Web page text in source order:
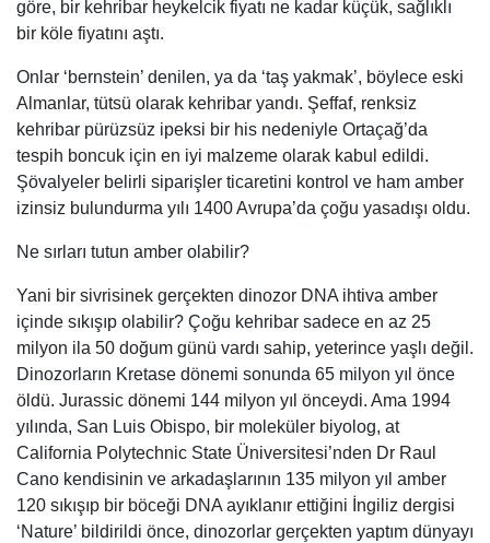
göre, bir kehribar heykelcik fiyatı ne kadar küçük, sağlıklı
bir köle fiyatını aştı.
Onlar ‘bernstein’ denilen, ya da ‘taş yakmak’, böylece eski
Almanlar, tütsü olarak kehribar yandı. Şeffaf, renksiz
kehribar pürüzsüz ipeksi bir his nedeniyle Ortaçağ’da
tespih boncuk için en iyi malzeme olarak kabul edildi.
Şövalyeler belirli siparişler ticaretini kontrol ve ham amber
izinsiz bulundurma yılı 1400 Avrupa’da çoğu yasadışı oldu.
Ne sırları tutun amber olabilir?
Yani bir sivrisinek gerçekten dinozor DNA ihtiva amber
içinde sıkışıp olabilir? Çoğu kehribar sadece en az 25
milyon ila 50 doğum günü vardı sahip, yeterince yaşlı değil.
Dinozorların Kretase dönemi sonunda 65 milyon yıl önce
öldü. Jurassic dönemi 144 milyon yıl önceydi. Ama 1994
yılında, San Luis Obispo, bir moleküler biyolog, at
California Polytechnic State Üniversitesi’nden Dr Raul
Cano kendisinin ve arkadaşlarının 135 milyon yıl amber
120 sıkışıp bir böceği DNA ayıklanır ettiğini İngiliz dergisi
‘Nature’ bildirildi önce, dinozorlar gerçekten yaptım dünyayı